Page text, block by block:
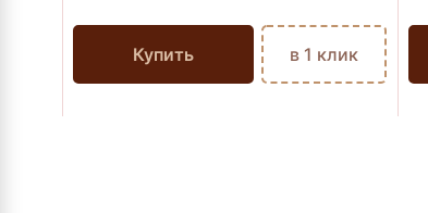
Купить в 1 клик